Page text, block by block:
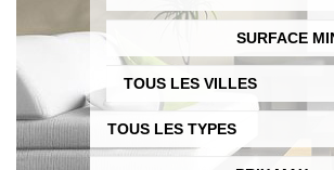
SERVICE VENTE
SERVICES